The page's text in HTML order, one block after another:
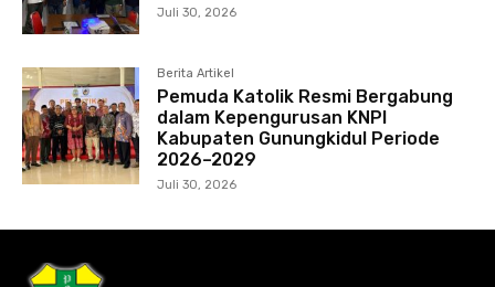
Juli 30, 2026
Berita Artikel
Pemuda Katolik Resmi Bergabung
dalam Kepengurusan KNPI
Kabupaten Gunungkidul Periode
2026–2029
Juli 30, 2026